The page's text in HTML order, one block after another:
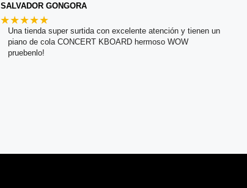
SALVADOR GONGORA
★★★★★
Una tienda super surtida con excelente atención y tienen un
piano de cola CONCERT KBOARD hermoso WOW
pruebenlo!